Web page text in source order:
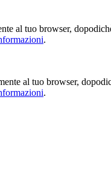
al tuo browser,
.
al tuo browser,
.